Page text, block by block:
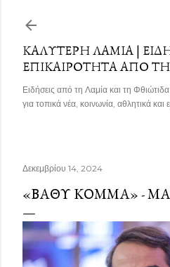
ΚΑΛΎΤΕΡΗ ΛΑΜΊΑ |
ΕΠΙΚΑΙΡΌΤΗΤΑ ΑΠΌ
Ειδήσεις από τη Λαμία και τη
για τοπικά νέα, κοινωνία, αθλητικά και
Δεκεμβρίου 14, 2024
«ΒΑΘΎ ΚΌΜΜΑ» -